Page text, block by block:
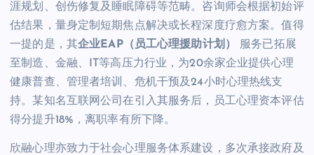
涯规划、创伤修复及睡眠障碍等范畴。咨询师会根据初始评
估结果，量身定制短期焦点解决或长程深度疗愈方案。值得
一提的是，其企业EAP（员工心理援助计划）
服务已拓展
至制造、金融、IT等高压力行业，为20余家企业提供心理
健康普查、管理者培训、危机干预及24小时心理热线支
持。某知名互联网公司在引入其服务后，员工心理资本评估
得分提升18%，离职率有所下降。
欣融心理亦致力于社会心理服务体系建设，多次承接政府及